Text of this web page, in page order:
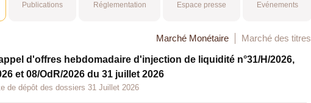
Publications Réglementation Espace presse Evénements
Marché Monétaire Marché des titres
d'offres hebdomadaire d'injection de liquidité n°31/H/2026,
et 08/OdR/2026 du 31 juillet 2026
de dépôt des dossiers 31 Juillet 2026